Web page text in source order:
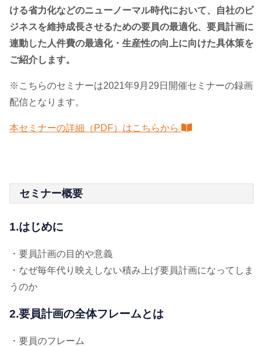
ける省力化などのニューノーマル時代において、自社のビ
ジネスを維持成長させるための要員の最適化、要員計画に
連動した人件費の最適化・生産性の向上に向けた具体策を
ご紹介します。
※こちらのセミナーは2021年9月29日開催セミナーの録画
配信となります。
本セミナーの詳細（PDF）はこちらから
セミナー概要
1.はじめに
・要員計画の目的や意義
・なぜ毎年代り映えしない積み上げ要員計画になってしま
うのか
2.要員計画の全体フレームとは
・要員のフレーム